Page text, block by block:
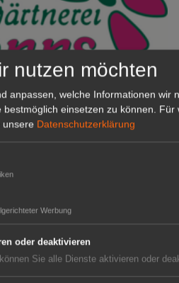
der
nutzen möchten
anpassen, welche Informationen wir
einsetzen zu können.
Für
unsere Datenschutzerklärung
Werbung
oder deaktivieren
Sie alle Dienste aktivieren oder